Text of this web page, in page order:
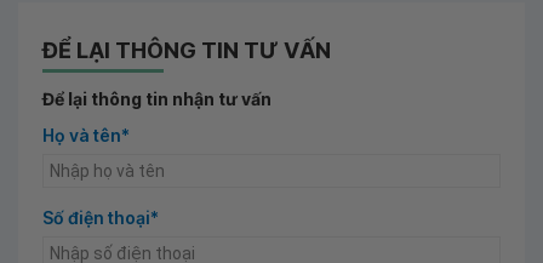
ĐỂ LẠI THÔNG TIN TƯ VẤN
Để lại thông tin nhận tư vấn
Họ và tên*
Số điện thoại*